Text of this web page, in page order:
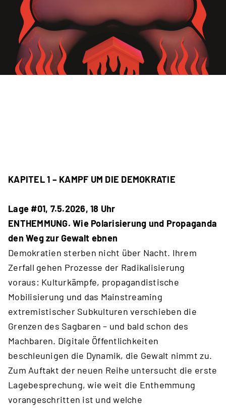
KAPITEL 1 – KAMPF UM DIE DEMOKRATIE
Lage #01, 7.5.2026, 18 Uhr
ENTHEMMUNG. Wie Polarisierung und Propaganda
den Weg zur Gewalt ebnen
Demokratien sterben nicht über Nacht. Ihrem
Zerfall gehen Prozesse der Radikalisierung
voraus: Kulturkämpfe, propagandistische
Mobilisierung und das Mainstreaming
extremistischer Subkulturen verschieben die
Grenzen des Sagbaren – und bald schon des
Machbaren. Digitale Öffentlichkeiten
beschleunigen die Dynamik, die Gewalt nimmt zu.
Zum Auftakt der neuen Reihe untersucht die erste
Lagebesprechung, wie weit die Enthemmung
vorangeschritten ist und welche